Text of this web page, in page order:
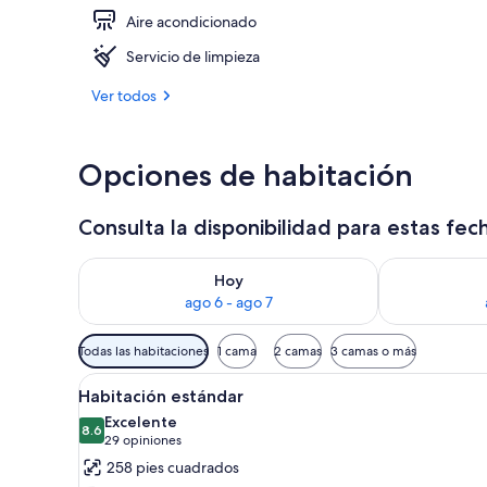
Aire acondicionado
Servicio de limpieza
Ver todos
Opciones de habitación
Consulta la disponibilidad para estas
Hoy
ago 6 - ago 7
Consulta la disponibilidad para hoy ago 6 - ago 7
Consulta la
Filtros
disponibles
para
las
habitaciones
Todas las habitaciones 1 cama 2 camas 3 camas o más
Abrir
todas
las
fotos
Una cama bien tendida con
4
Habitación estándar
8.68.6 de 10
Excelente
29 opiniones
(29
opiniones)
258 pies cuadrados